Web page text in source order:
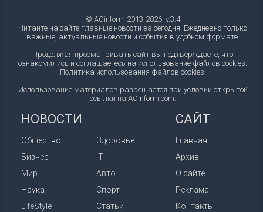
© AOinform 2013-2026. v.3.4
Читайте на сайте главные новости за сегодня. Ежедневно только
важные, актуальные новости и события в удобном формате.
Продолжая просматривать сайт вы подтверждаете, что
ознакомились и соглашаетесь на использование файлов cookies.
Политика использования файлов cookies.
Использование материалов разрешается при условии открытой
ссылки на AOinform.com.
НОВОСТИ
Общество
Бизнес
Мир
Наука
LifeStyle
Здоровье
IT
Авто
Спорт
Статьи
САЙТ
Главная
Архив
О сайте
Реклама
Контакты